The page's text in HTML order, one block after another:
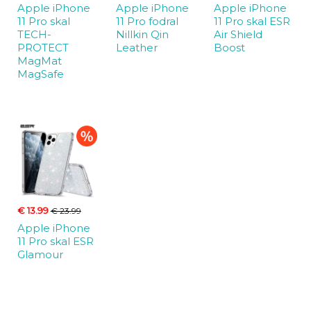
Apple iPhone
11 Pro skal
TECH-
PROTECT
MagMat
MagSafe
Apple iPhone
11 Pro fodral
Nillkin Qin
Leather
Apple iPhone
11 Pro skal ESR
Air Shield
Boost
€ 13.99€ 23.99
Apple iPhone
11 Pro skal ESR
Glamour